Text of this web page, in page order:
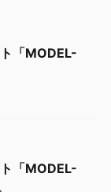
「MODEL-
「MODEL-